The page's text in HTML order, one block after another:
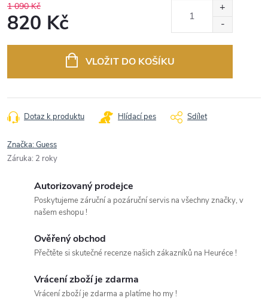
1 090 Kč
820 Kč
VLOŽIT DO KOŠÍKU
Dotaz k produktu Hlídací pes Sdílet
Značka:Guess
Záruka: 2 roky
Autorizovaný prodejce
Poskytujeme záruční a pozáruční servis na všechny značky, v
našem eshopu !
Ověřený obchod
Přečtěte si skutečné recenze našich zákazníků na Heuréce !
Vrácení zboží je zdarma
Vrácení zboží je zdarma a platíme ho my !